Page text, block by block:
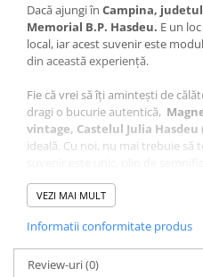
Dacă ajungi în Campina,
Memorial B.P. Hasdeu. E un
local, iar acest suvenir este
din această experiență.
Fie că vrei să îți amintești de
dragi o bucurie autentică,
vintage, Castelul Julia Hasdeu
ideală. Cu noi, nu mai trebuie să
Ce face acest suvenir special?
din Oradea, fiecare produs
autenticitatea locului.
Artă personalizată
:
VEZI MAI MULT
Informatii conformitate produs
Review-uri(0)